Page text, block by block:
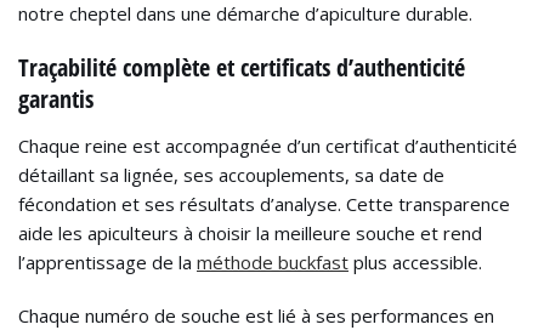
notre cheptel dans une démarche d’apiculture durable.
Traçabilité complète et certificats d’authenticité
garantis
Chaque reine est accompagnée d’un certificat d’authenticité
détaillant sa lignée, ses accouplements, sa date de
fécondation et ses résultats d’analyse. Cette transparence
aide les apiculteurs à choisir la meilleure souche et rend
l’apprentissage de la méthode buckfast plus accessible.
Chaque numéro de souche est lié à ses performances en